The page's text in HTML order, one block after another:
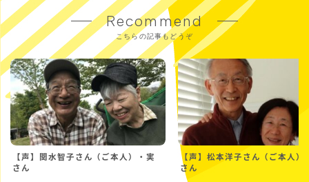
Recommend
こちらの記事もどうぞ
【声】関水智子さん（ご本人）・実
さん
【声】松本洋子さん（ご本人）
さん